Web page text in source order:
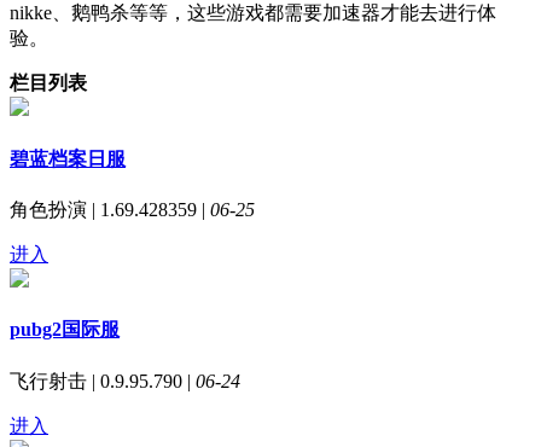
nikke、鹅鸭杀等等，这些游戏都需要加速器才能去进行体
验。
栏目列表
碧蓝档案日服
角色扮演 | 1.69.428359 | 06-25
进入
pubg2国际服
飞行射击 | 0.9.95.790 | 06-24
进入